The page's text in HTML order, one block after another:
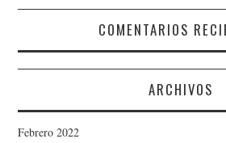
COMENTARIOS
ARCHIVOS
Febrero 2022